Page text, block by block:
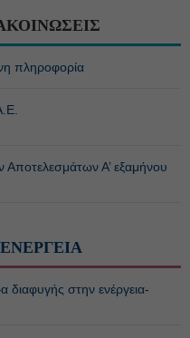
πληροφορία
Α’ εξαμήνου
ΕΝΕΡΓΕΙΑ
διαφυγής στην ενέργεια-